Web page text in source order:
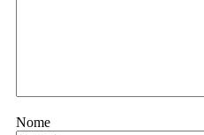
Nome